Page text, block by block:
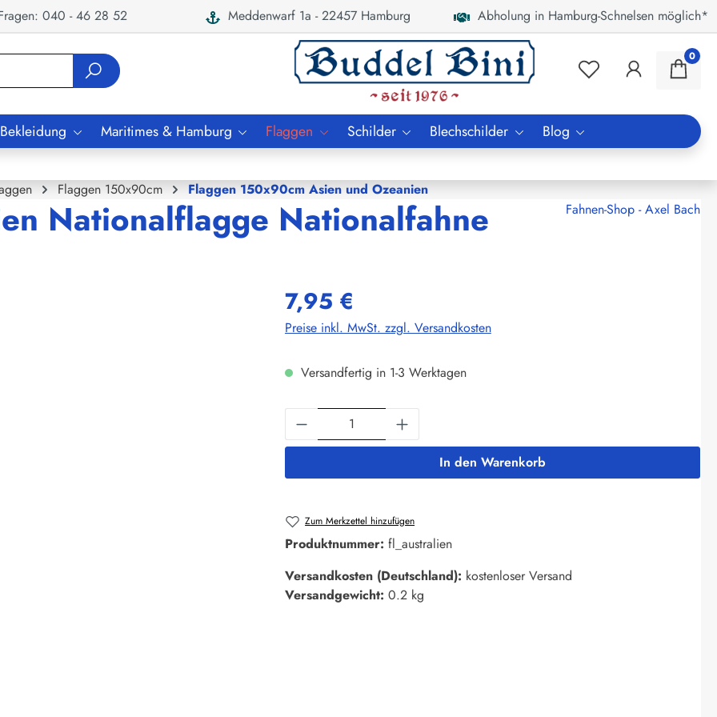
040 - 46 28 52 Meddenwarf 1a - 22457 Hamburg Abholung in Hamburg-Schnelsen möglich*
0
Maritimes & Hamburg Flaggen Schilder Blechschilder Blog
Flaggen 150x90cm Flaggen 150x90cm Asien und Ozeanien
Nationalflagge Nationalfahne Fahnen-Shop - Axel Bach
7,95 €
Preise inkl. MwSt. zzgl. Versandkosten
Versandfertig in 1-3 Werktagen
Produkt Anzahl: Gib den gewünschten Wert ein
In den Warenkorb
Zum Merkzettel hinzufügen
Produktnummer: fl_australien
Versandkosten (Deutschland): kostenloser Versand
Versandgewicht: 0.2 kg